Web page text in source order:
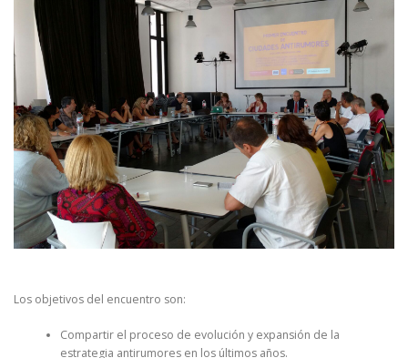
Los objetivos del encuentro son:
Compartir el proceso de evolución y expansión de la
estrategia antirumores en los últimos años.